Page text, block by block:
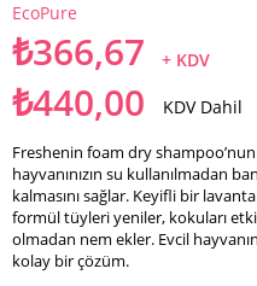
EcoPure
₺366,67 + KDV
KDV Dahil
₺440,00
Freshenin foam dry shampoo’nun
hayvanınızın su kullanılmadan
kalmasını sağlar. Keyifli bir
formül tüyleri yeniler, kokuları
olmadan nem ekler. Evcil
kolay bir çözüm.